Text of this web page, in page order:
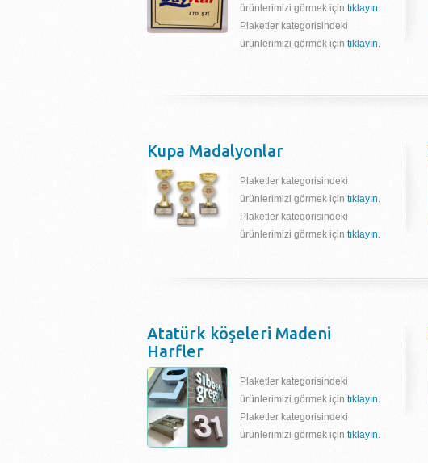
ürünlerimizi görmek için tıklayın.
Plaketler kategorisindeki
ürünlerimizi görmek için tıklayın.
Kupa Madalyonlar
Plaketler kategorisindeki
ürünlerimizi görmek için tıklayın.
Plaketler kategorisindeki
ürünlerimizi görmek için tıklayın.
Atatürk köşeleri Madeni
Harfler
Plaketler kategorisindeki
ürünlerimizi görmek için tıklayın.
Plaketler kategorisindeki
ürünlerimizi görmek için tıklayın.